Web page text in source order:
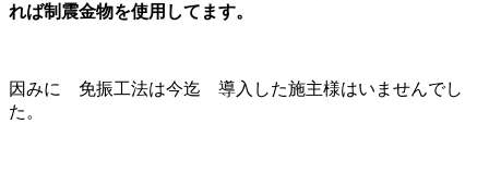
れば制震金物を使用してます。
因みに 免振工法は今迄 導入した施主様はいませんでし
た。